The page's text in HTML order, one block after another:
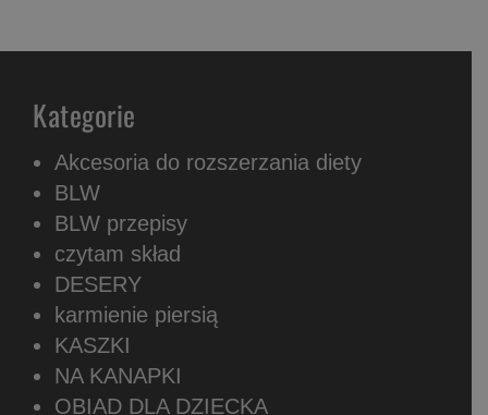
Kategorie
Akcesoria do rozszerzania diety
BLW
BLW przepisy
czytam skład
DESERY
karmienie piersią
KASZKI
NA KANAPKI
OBIAD DLA DZIECKA